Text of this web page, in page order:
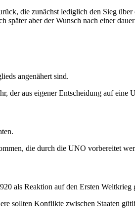
die zunächst lediglich den Sieg
aber der Wunsch nach einer
angenähert sind.
der aus eigener Entscheidung auf eine
die durch die UNO vorbereitet
als Reaktion auf den Ersten Weltkrieg
sollten Konflikte zwischen Staaten